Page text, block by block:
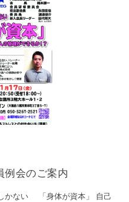
会のご案内
かない 「身体が資本」 自己